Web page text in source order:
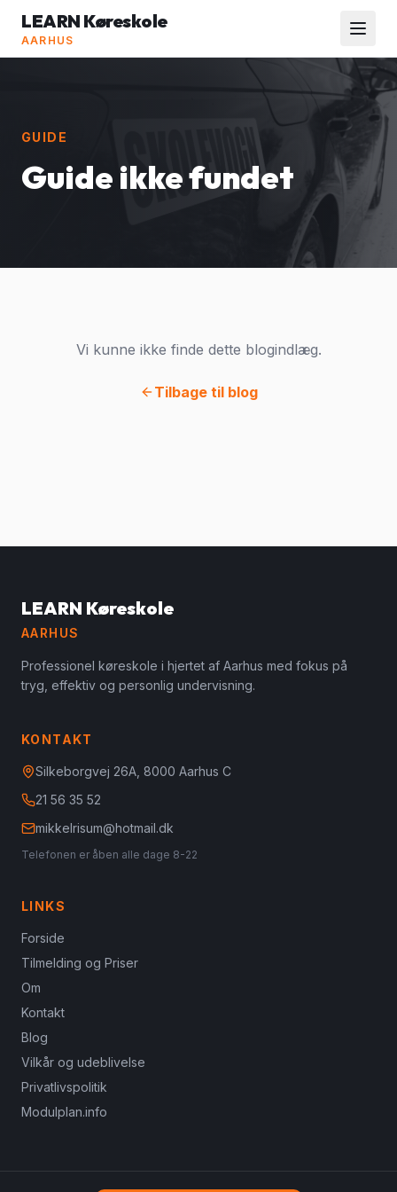
LEARN Køreskole
AARHUS
GUIDE
Guide ikke fundet
Vi kunne ikke finde dette blogindlæg.
Tilbage til blog
LEARN Køreskole
AARHUS
Professionel køreskole i hjertet af Aarhus med fokus på
tryg, effektiv og personlig undervisning.
KONTAKT
Silkeborgvej 26A, 8000 Aarhus C
21 56 35 52
mikkelrisum@hotmail.dk
Telefonen er åben alle dage 8-22
LINKS
Forside
Tilmelding og Priser
Om
Kontakt
Blog
Vilkår og udeblivelse
Privatlivspolitik
Modulplan.info